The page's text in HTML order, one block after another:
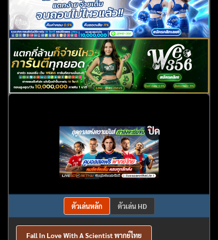
ปิด
ตัวเล่นหลัก ตัวเล่น HD
Fall In Love With A Scientist พากย์ไทย